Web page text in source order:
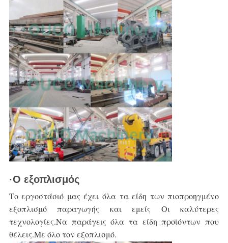
·Ο εξοπλισμός
Το εργοστάσιό μας έχει όλα τα είδη των πιοπροηγμένο
εξοπλισμό παραγωγής και εμείς
Οι καλύτερες
τεχνολογίες.Να παράγεις όλα τα είδη προϊόντων που
θέλεις.Με όλο τον εξοπλισμό.